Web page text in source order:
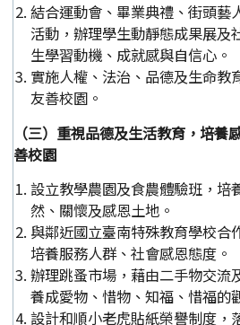
結合運動會、畢業典禮、街頭
活動，辦理學生動靜態成果展及
生學習動機、成就感與自信心。
實施人權、法治、品德及生命教
友善校園。
（三）重視品德及生活教育，培養
善校園
設立教學農園及食農體驗班，培
然、關懷及感恩土地。
與鄰近國立臺南特殊教育學校合
培養服務人群、社會感恩態度。
辦理跳蚤市場，藉由二手物交流
養成愛物、惜物、知福、惜福的
設計和順小老虎貼紙榮譽制度，